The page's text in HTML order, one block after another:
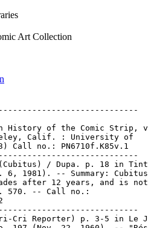
Art Collection
The Alfreds were
   for best album: Les Survivants de l'Ombre (Blanc-Dumont &
   Harlé) ; best foreign album: Maus (Spiegelman) ; best first
   album: Le Soleil des Loups (Arthur Qwak, Ralph, & Gonnort)
   ; best album for young people: L'Expedition Maudite (De
   Moor) ; best children's album: Les Brumes Aveugles (Gine &
   Convard) ; best uses of comics in advertising (Alfred de la
   Communication): Pas de SIDA pour Miss Poireau (Mandryka &
   Moliterni) ; best fanzine: Sortez la Chienne. -- Other
   non-Alfred prizes are also listed. -- Call no.:
   PN6700.C62no.121
-----------------------------------------------------
Pa's Family and Their Friends.
   Index entry (p. 28) in Comic Art in America, by Stephen D.
   Becker (New York : Simon and Schuster, 1959). Call no.:
   NC1420.B4
-----------------------------------------------------
Pa's Imported Son-In-Law (1917)
   "The White Man is the Negro's Burden"* (Pa's Imported
   Son-In-Law, 1917) / Ed Carey. p. 97 in The Comic Strip
   Century (Kitchen Sink Press, 1995). -- Call no.:
   PN6726.C595 1995v.1
-----------------------------------------------------
Pa's Imported Son-in-Law--Miscellanea.
   Entry (v. 2, p. 664) in Dictionnaire Encyclopédique de
   Héros et Auteurs de BD, by Henri Filippini (Grenoble :
   Glénat, 1998). -- Call no.: PN6707.F5 1998 v.2
-----------------------------------------------------
Pa's Imported Son-in-Law--Miscellanea.
   Index entry (p. 122) in America's Great Comic-Strip
   Artists, by Richard Marschall (New York : Abbeville Press,
   1989). Call no.: PN6725.M284A5 1989
-----------------------------------------------------
Pa's Imported Son-in-Law--Miscellanea.
   Index entry (p. 28) in Comic Art in America, by Stephen D.
   Becker (New York : Simon and Schuster, 1959). Call no.:
   NC1420.B4
-----------------------------------------------------
Pa's Imported Son-in-Law--Miscellanea.
   Index entry (p. 77, 78) in Historia de los Comics / J.
   Toutain, J. Coma (Barcelona : Toutain, 1982-1984?) -- Call
   no.: PN6710.H5 1982a
-----------------------------------------------------
Pa's Imported Son-in-Law--Miscellanea.
   Index entry (p. 169) in A History of Komiks of the
   Philippines and Other Countries, by Cynthia Roxas & Joaquin
   Arevalo Jr. (Islas Filipinas Pub. Co., 1985). -- Call no.:
   PN6790.P47R6 1985
-----------------------------------------------------
Pa's Imported Son-in-Law--Miscellanea.
   Index entry (p. 696) in The World Encyclopedia of Comics,
   ed. by Maurice Horn (New York : Chelsea House, 1976). Call
   no.: PN6710.W6 1976
-----------------------------------------------------
"Pas n'Importe Qui" (Skinny) / scénario et dessins, Martin
   Matje. p. 19 in J'Aime la BD, no. 1 (Fév./Mars 2004). --
   Call no.: PN6748.J3no.1
-----------------------------------------------------
"Pas Rasoir" p. 19 in Les Cahiers de la Bande Dessinée, no. 88
   (Mar. 1990). -- (Critiques) -- Brief review of the album:
   Burton 4: Les Poupées de Sang (Rodolphe/Durand). -- Call
   no.: PN6745.S37no.88
-----------------------------------------------------
Pa's Son-in-Law, : example(s) (p. 11) in Old Time Comics, a
   scrapbook of daily strips and panels collected by Marvin
   Wisecup, ca. 1930 with some later additions. Call no.:
   folio PN6726.W5 1930z
-----------------------------------------------------
Pa's Son-in-Law--Miscellanea.
   Entry (p. 235) in 100 Years of American Newspaper Comics :
   an Illustrated Encyclopedia / edited by Maurice Horn. (New
   York : Gramercy Books, 1996). -- Call no.: PN6725.H597 1996
-----------------------------------------------------
Pa's Son-in-Law--Miscellanea.
   Index entry (p. 41, 50) in Comic Art in America, by Stephen
   D. Becker (New York : Simon and Schuster, 1959). Call no.:
   NC1420.B4
-----------------------------------------------------
Pa's Son-in-Law--Miscellanea.
   Index entry (p. 42) in The Funnies, 100 Years of American
   Comic Strips, by Ron Goulart (Holbrook, Mass. : Adams
   Publishing, 1995). -- Call no.: PN6725.G62 1995
-----------------------------------------------------
Pa's Son-in-Law--Miscellanea.
   Index entry (p. 77, 78) in Historia de los Comics / J.
   Toutain, J. Coma (Barcelona : Toutain, 1982-1984?) -- Call
   no.: PN6710.H5 1982a
-----------------------------------------------------
Pa's Son-in-Law--Miscellanea.
   Index entry (p. 696, ill. 696) in The World Encyclopedia of
   Comics, ed. by Maurice Horn (New York : Chelsea House,
   1976). Call no.: PN6710.W6 1976
-----------------------------------------------------
"Pas Vu á la Radio" / Timothée Ostermann, Vincent Haudiquet.
   p. 32 in Fluide Glacial, no. 456 (Juin 2014). -- Four gag
   cartoons, about cuckoos, captivity, boxers, and arm
   wrestling. -- Call no.: PN6748.F55no.456
-----------------------------------------------------
"Pas Vu à la Radio" / Timothée Ostermann ; Vincent Haudiquet.
   p. 70 in Fluide Glacial, no. 457 (Juillet 2014). -- Four
   gag cartoons about a one-armed violinist, in-flight
   refueling of wild geese, competitive swimming, and
   carnivorous plants. -- Call no.: PN6748.F55no.457
-----------------------------------------------------
Pasaba por aquí.
   Ent